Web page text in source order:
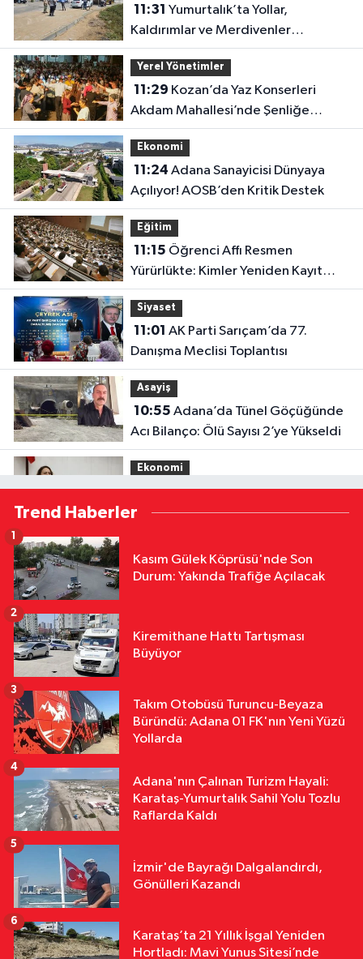
11:31
Kaldırımlar ve Merdivenler
Yenileniyor
Yerel Yönetimler
11:29
Akdam Mahallesi’nde Şenliğe
Dönüştü
Ekonomi
11:24
Açılıyor! AOSB’den Kritik Destek
Eğitim
11:15
Yürürlükte: Kimler Yeniden Kayıt
Yaptırabilecek?
Siyaset
11:01
Danışma Meclisi Toplantısı
Asayiş
10:55
Acı Bilanço: Ölü Sayısı 2’ye Yükseldi
Ekonomi
10:51Şevkin’den Çukurova Çiftçisi
İçin Acil Fiyat ve Kredi Çağrısı
10:45 Adana’da Sıcak Hava Alarmı!
10:3256 Yıllık Sinema Yolculuğu:
Siyaset
10:24Çocuklara Yönelik Yeni
Trend Haberler
Kasım Gülek Köprüsü'nde Son
Durum: Yakında Trafiğe Açılacak
1
Kiremithane Hattı Tartışması
Büyüyor
2
Takım Otobüsü Turuncu-Beyaza
Büründü: Adana 01 FK'nın Yeni Yüzü
Yollarda
3
Adana'nın Çalınan Turizm Hayali:
Karataş-Yumurtalık Sahil Yolu Tozlu
Raflarda Kaldı
4
İzmir'de Bayrağı Dalgalandırdı,
Gönülleri Kazandı
5
Karataş’ta 21 Yıllık İşgal Yeniden
Hortladı: Mavi Yunus Sitesi’nde
6